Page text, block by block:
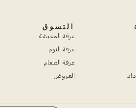
التسوق
غرفة المعيشة
غرفة النوم
غرفة الطعام
العروض